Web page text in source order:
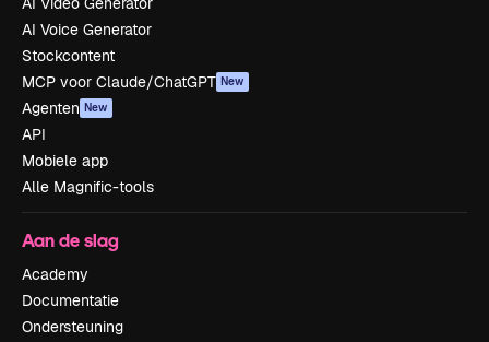
AI Voice Generator
Stockcontent
MCP voor Claude/ChatGPT New
Agenten New
API
Mobiele app
Alle Magnific-tools
Aan de slag
Academy
Documentatie
Ondersteuning